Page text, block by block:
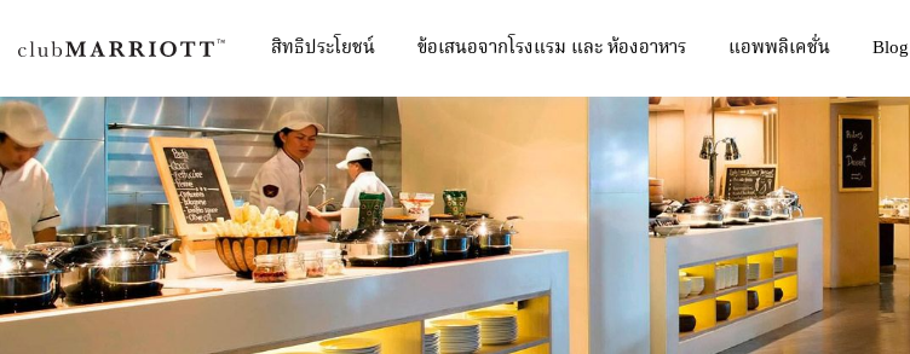
สิทธิประโยชน์ ข้อเสนอจากโรงแรม และ ห้องอาหาร แอพพลิเคชั่น Blog